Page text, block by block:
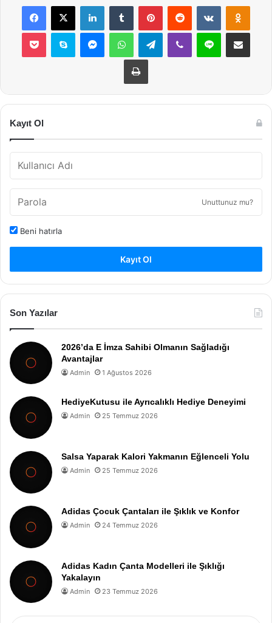
Facebook
X LinkedInTumblr PinterestReddit VKontakte
Pocket Skype MessengerWhatsAppTelegramViber Line E-Posta ile
Yazdır
Kayıt Ol
Unuttunuz mu?
Beni hatırla
Kayıt Ol
Son Yazılar
2026’da E İmza Sahibi Olmanın Sağladığı
Avantajlar
Admin 1 Ağustos 2026
HediyeKutusu ile Ayrıcalıklı Hediye Deneyimi
Admin 25 Temmuz 2026
Salsa Yaparak Kalori Yakmanın Eğlenceli Yolu
Admin 25 Temmuz 2026
Adidas Çocuk Çantaları ile Şıklık ve Konfor
Admin 24 Temmuz 2026
Adidas Kadın Çanta Modelleri ile Şıklığı
Yakalayın
Admin 23 Temmuz 2026